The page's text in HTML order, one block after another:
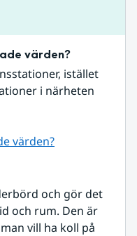
värden?
istället
i närheten
värden?
och gör det
och rum. Den är
vill ha koll på